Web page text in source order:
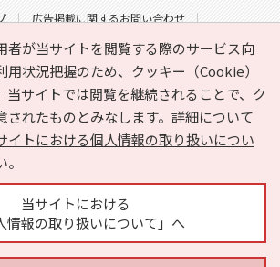
者が当サイトを閲覧する際のサービス向
用状況把握のため、クッキー（Cookie）
当サイトでは閲覧を継続されることで、ク
されたものとみなします。詳細について
イトにおける個人情報の取り扱いについ
当サイトにおける
情報の取り扱いについて」へ
広告掲載に関するお問い合わせ
トの内容に関するお問い合わせ
© HYOJITO.Co.,Ltd. All Rights Reserved.